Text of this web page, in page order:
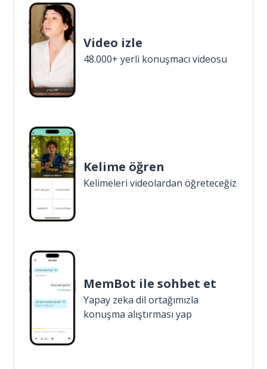
Video izle
48.000+ yerli konuşmacı videosu
Kelime öğren
Kelimeleri videolardan öğreteceğiz
MemBot ile sohbet et
Yapay zeka dil ortağımızla
konuşma alıştırması yap